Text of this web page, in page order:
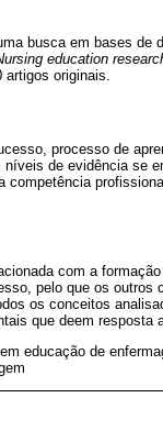
busca em bases de
education
artigos originais.
processo de
de evidência se
com a
pelo que os outros
os conceitos
que deem resposta
educação de